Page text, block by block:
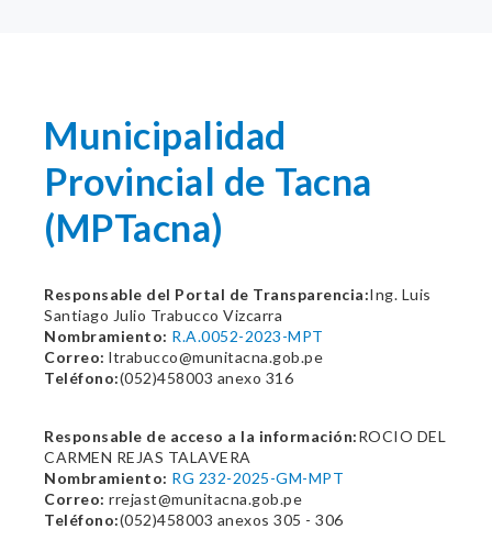
Municipalidad
Provincial de Tacna
(MPTacna)
Responsable del Portal de Transparencia:Ing. Luis
Santiago Julio Trabucco Vizcarra
Nombramiento: R.A.0052-2023-MPT
Correo: ltrabucco@munitacna.gob.pe
Teléfono:(052)458003 anexo 316
Responsable de acceso a la información:ROCIO DEL
CARMEN REJAS TALAVERA
Nombramiento: RG 232-2025-GM-MPT
Correo: rrejast@munitacna.gob.pe
Teléfono:(052)458003 anexos 305 - 306